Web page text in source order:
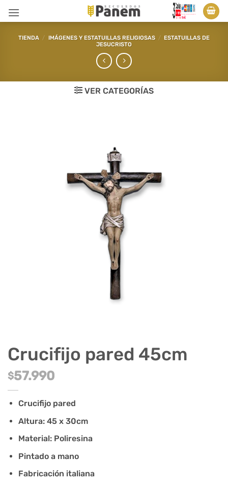
TIENDA / IMÁGENES Y ESTATUILLAS RELIGIOSAS / ESTATUILLAS DE
JESUCRISTO
VER CATEGORÍAS
Crucifijo pared 45cm
$57.990
Crucifijo pared
Altura: 45 x 30cm
Material: Poliresina
Pintado a mano
Fabricación italiana